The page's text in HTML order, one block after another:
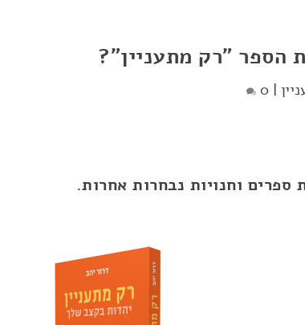
הספר "רק מתעניין"?
|
0
ספרים וחנויות נבחרות אחרות.